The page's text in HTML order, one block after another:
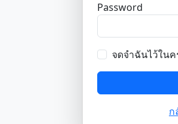
Password
จดจำฉันไว้ใน
ก